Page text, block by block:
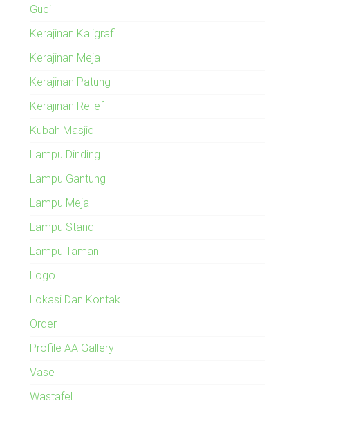
Guci
Kerajinan Kaligrafi
Kerajinan Meja
Kerajinan Patung
Kerajinan Relief
Kubah Masjid
Lampu Dinding
Lampu Gantung
Lampu Meja
Lampu Stand
Lampu Taman
Logo
Lokasi Dan Kontak
Order
Profile AA Gallery
Vase
Wastafel